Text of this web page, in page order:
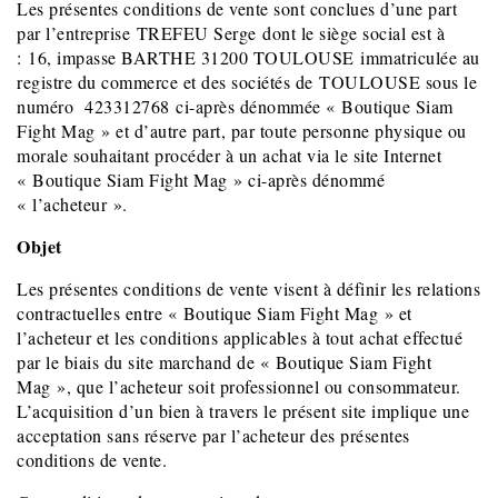
Les présentes conditions de vente sont conclues d’une part
par l’entreprise TREFEU Serge dont le siège social est à
: 16, impasse BARTHE 31200 TOULOUSE immatriculée au
registre du commerce et des sociétés de TOULOUSE sous le
numéro 423312768 ci-après dénommée « Boutique Siam
Fight Mag » et d’autre part, par toute personne physique ou
morale souhaitant procéder à un achat via le site Internet
« Boutique Siam Fight Mag » ci-après dénommé
« l’acheteur ».
Objet
Les présentes conditions de vente visent à définir les relations
contractuelles entre « Boutique Siam Fight Mag » et
l’acheteur et les conditions applicables à tout achat effectué
par le biais du site marchand de « Boutique Siam Fight
Mag », que l’acheteur soit professionnel ou consommateur.
L’acquisition d’un bien à travers le présent site implique une
acceptation sans réserve par l’acheteur des présentes
conditions de vente.